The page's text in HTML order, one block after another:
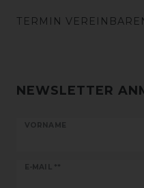
TERMIN
NEWSLETTER
VORNAME
E-MAIL **
Newsletter